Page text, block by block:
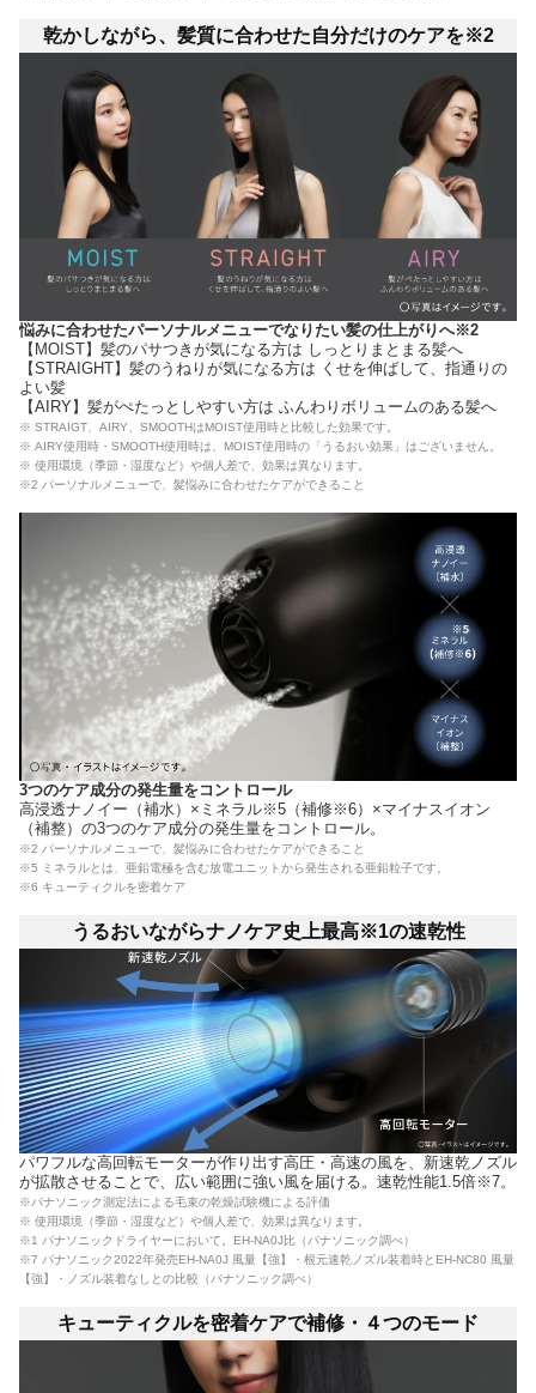
乾かしながら、髪質に合わせた自分だけのケアを※2
悩みに合わせたパーソナルメニューでなりたい髪の仕上がりへ※2
【MOIST】髪のパサつきが気になる方は しっとりまとまる髪へ
【STRAIGHT】髪のうねりが気になる方は くせを伸ばして、指通りの
よい髪
【AIRY】髪がぺたっとしやすい方は ふんわりボリュームのある髪へ
※ STRAIGT、AIRY、SMOOTHはMOIST使用時と比較した効果です。
※ AIRY使用時・SMOOTH使用時は、MOIST使用時の「うるおい効果」はございません。
※ 使用環境（季節・湿度など）や個人差で、効果は異なります。
※2 パーソナルメニューで、髪悩みに合わせたケアができること
3つのケア成分の発生量をコントロール
高浸透ナノイー（補水）×ミネラル※5（補修※6）×マイナスイオン
（補整）の3つのケア成分の発生量をコントロール。
※2 パーソナルメニューで、髪悩みに合わせたケアができること
※5 ミネラルとは、亜鉛電極を含む放電ユニットから発生される亜鉛粒子です。
※6 キューティクルを密着ケア
うるおいながらナノケア史上最高※1の速乾性
パワフルな高回転モーターが作り出す高圧・高速の風を、新速乾ノズル
が拡散させることで、広い範囲に強い風を届ける。速乾性能1.5倍※7。
※パナソニック測定法による毛束の乾燥試験機による評価
※ 使用環境（季節・湿度など）や個人差で、効果は異なります。
※1 パナソニックドライヤーにおいて。EH-NA0J比（パナソニック調べ）
※7 パナソニック2022年発売EH-NA0J 風量【強】・根元速乾ノズル装着時とEH-NC80 風量
【強】・ノズル装着なしとの比較（パナソニック調べ）
キューティクルを密着ケアで補修・４つのモード